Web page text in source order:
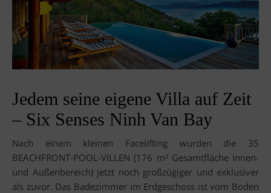
Jedem seine eigene Villa auf Zeit
– Six Senses Ninh Van Bay
Nach einem kleinen Facelifting wurden die 35
BEACHFRONT-POOL-VILLEN (176 m² Gesamtfläche Innen-
und Außenbereich) jetzt noch großzügiger und exklusiver
als zuvor. Das Badezimmer im Erdgeschoss ist vom Boden